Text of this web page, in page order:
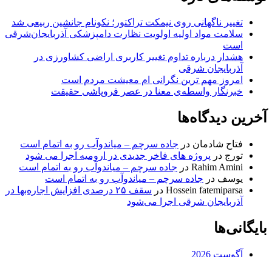
تغییر ناگهانی روی نیمکت تراکتور؛ نکونام جانشین ربیعی شد
سلامت مواد اولیه اولویت نظارت دامپزشکی آذربایجان‌شرقی
است
هشدار درباره تداوم تغییر کاربری اراضی کشاورزی در
آذربایجان شرقی
امروز مهم‌ ترین نگرانی‌ ام معیشت مردم است
خبرنگار واسطه‌ی معنا در عصر فروپاشی حقیقت
آخرین دیدگاه‌ها
فتاح شادمان در جاده سرچم – میاندوآب رو به اتمام است
تورج در پروژه های فاخر جدیدی در ارومیه اجرا می شود
Rahim Amini در جاده سرچم – میاندوآب رو به اتمام است
یوسف در جاده سرچم – میاندوآب رو به اتمام است
Hossein fatemiparsa در
سقف ۲۵ درصدی افزایش اجاره‌بها در
آذربایجان شرقی اجرا می‌شود
بایگانی‌ها
آگوست 2026